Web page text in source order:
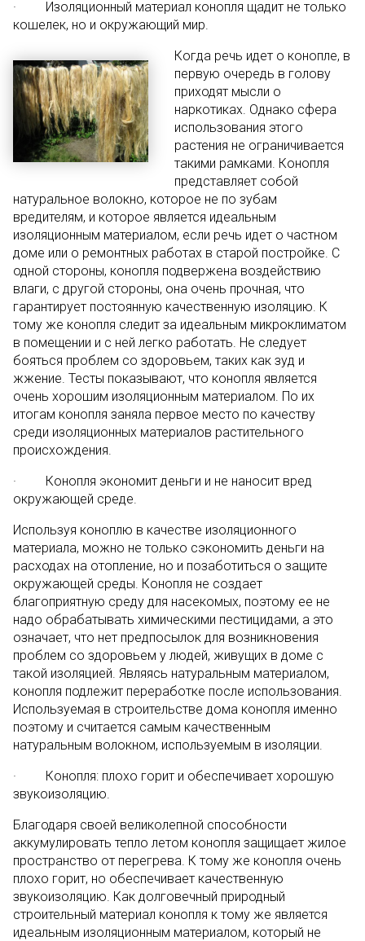
· Изоляционный материал конопля щадит не только
кошелек, но и окружающий мир.
Когда речь идет о конопле, в
первую очередь в голову
приходят мысли о
наркотиках. Однако сфера
использования этого
растения не ограничивается
такими рамками. Конопля
представляет собой
натуральное волокно, которое не по зубам
вредителям, и которое является идеальным
изоляционным материалом, если речь идет о частном
доме или о ремонтных работах в старой постройке. С
одной стороны, конопля подвержена воздействию
влаги, с другой стороны, она очень прочная, что
гарантирует постоянную качественную изоляцию. К
тому же конопля следит за идеальным микроклиматом
в помещении и с ней легко работать. Не следует
бояться проблем со здоровьем, таких как зуд и
жжение. Тесты показывают, что конопля является
очень хорошим изоляционным материалом. По их
итогам конопля заняла первое место по качеству
среди изоляционных материалов растительного
происхождения.
· Конопля экономит деньги и не наносит вред
окружающей среде.
Используя коноплю в качестве изоляционного
материала, можно не только сэкономить деньги на
расходах на отопление, но и позаботиться о защите
окружающей среды. Конопля не создает
благоприятную среду для насекомых, поэтому ее не
надо обрабатывать химическими пестицидами, а это
означает, что нет предпосылок для возникновения
проблем со здоровьем у людей, живущих в доме с
такой изоляцией. Являясь натуральным материалом,
конопля подлежит переработке после использования.
Используемая в строительстве дома конопля именно
поэтому и считается самым качественным
натуральным волокном, используемым в изоляции.
· Конопля: плохо горит и обеспечивает хорошую
звукоизоляцию.
Благодаря своей великолепной способности
аккумулировать тепло летом конопля защищает жилое
пространство от перегрева. К тому же конопля очень
плохо горит, но обеспечивает качественную
звукоизоляцию. Как долговечный природный
строительный материал конопля к тому же является
идеальным изоляционным материалом, который не